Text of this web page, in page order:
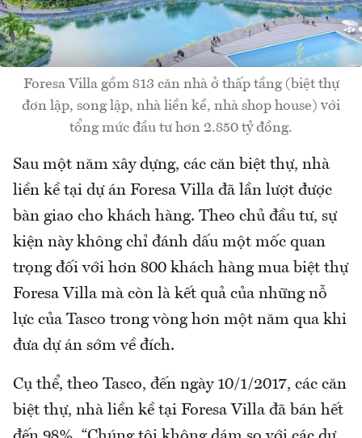
Foresa Villa gồm 813 căn nhà ở thấp tầng (biệt thự
đơn lập, song lập, nhà liền kề, nhà shop house) với
tổng mức đầu tư hơn 2.850 tỷ đồng.
Sau một năm xây dựng, các căn biệt thự, nhà
liền kề tại dự án Foresa Villa đã lần lượt được
bàn giao cho khách hàng. Theo chủ đầu tư, sự
kiện này không chỉ đánh dấu một mốc quan
trọng đối với hơn 800 khách hàng mua biệt thự
Foresa Villa mà còn là kết quả của những nỗ
lực của Tasco trong vòng hơn một năm qua khi
đưa dự án sớm về đích.
Cụ thể, theo Tasco, đến ngày 10/1/2017, các căn
biệt thự, nhà liền kề tại Foresa Villa đã bán hết